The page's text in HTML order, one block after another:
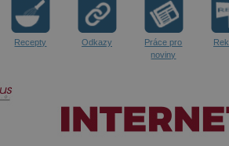
Recepty Odkazy
Práce pro
noviny